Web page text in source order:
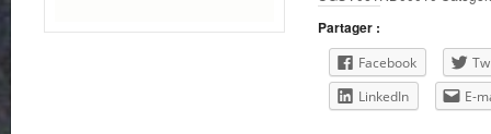
2"
Partager :
Facebook
LinkedIn
E-